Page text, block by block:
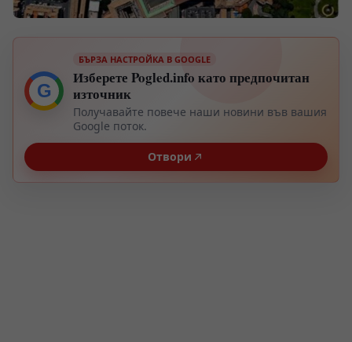
G
БЪРЗА НАСТРОЙКА В GOOGLE
Изберете Pogled.info като предпочитан
източник
Получавайте повече наши новини във вашия
Google поток.
Отвори